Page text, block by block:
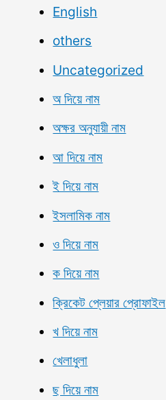
English
others
Uncategorized
অ দিয়ে নাম
অক্ষর অনুযায়ী নাম
আ দিয়ে নাম
ই দিয়ে নাম
ইসলামিক নাম
ও দিয়ে নাম
ক দিয়ে নাম
ক্রিকেট প্লেয়ার প্রোফাইল
খ দিয়ে নাম
খেলাধুলা
ছ দিয়ে নাম